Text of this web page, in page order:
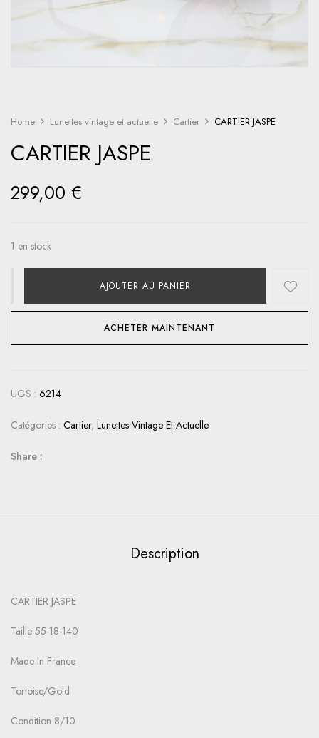
Home Lunettes vintage et actuelle Cartier CARTIER JASPE
CARTIER JASPE
299,00 €
1 en stock
AJOUTER AU PANIER
ACHETER MAINTENANT
UGS : 6214
Catégories : Cartier, Lunettes Vintage Et Actuelle
Share :
Description
CARTIER JASPE
Taille 55-18-140
Made In France
Tortoise/Gold
Condition 8/10